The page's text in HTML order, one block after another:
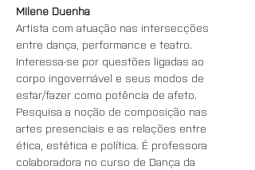
Milene Duenha
Artista com atuação nas intersecções
entre dança, performance e teatro.
Interessa-se por questões ligadas ao
corpo ingovernável e seus modos de
estar/fazer como potência de afeto.
Pesquisa a noção de composição nas
artes presenciais e as relações entre
ética, estética e política. É professora
colaboradora no curso de Dança da